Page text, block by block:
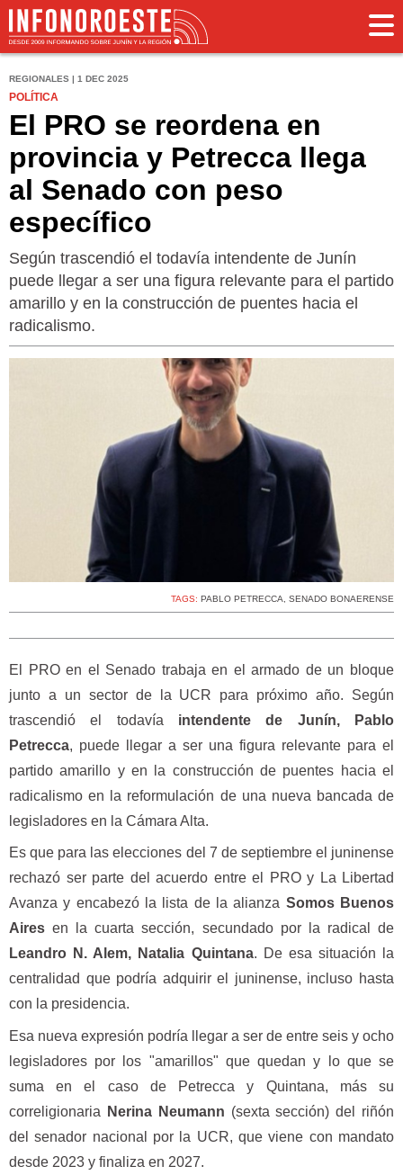
REGIONALES | 1 DEC 2025
POLÍTICA
El PRO se reordena en
provincia y Petrecca llega
al Senado con peso
específico
Según trascendió el todavía intendente de Junín
puede llegar a ser una figura relevante para el partido
amarillo y en la construcción de puentes hacia el
radicalismo.
TAGS: PABLO PETRECCA, SENADO BONAERENSE
El PRO en el Senado trabaja en el armado de un bloque
junto a un sector de la UCR para próximo año. Según
trascendió el todavía intendente de Junín, Pablo
Petrecca, puede llegar a ser una figura relevante para el
partido amarillo y en la construcción de puentes hacia el
radicalismo en la reformulación de una nueva bancada de
legisladores en la Cámara Alta.
Es que para las elecciones del 7 de septiembre el juninense
rechazó ser parte del acuerdo entre el PRO y La Libertad
Avanza y encabezó la lista de la alianza Somos Buenos
Airesen la cuarta sección, secundado por la radical de
Leandro N. Alem, Natalia Quintana. De esa situación la
centralidad que podría adquirir el juninense, incluso hasta
con la presidencia.
Esa nueva expresión podría llegar a ser de entre seis y ocho
legisladores por los "amarillos" que quedan y lo que se
suma en el caso de Petrecca y Quintana, más su
correligionaria Nerina Neumann (sexta sección) del riñón
del senador nacional por la UCR, que viene con mandato
desde 2023 y finaliza en 2027.